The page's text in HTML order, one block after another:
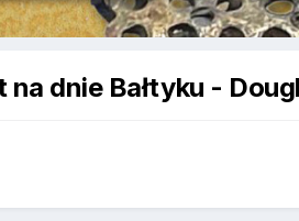
dnie Bałtyku -